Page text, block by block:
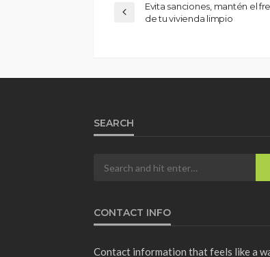
Evita sanciones, mantén el
de tu vivienda limpio
SEARCH
CONTACT INFO
Contact information that feels like a